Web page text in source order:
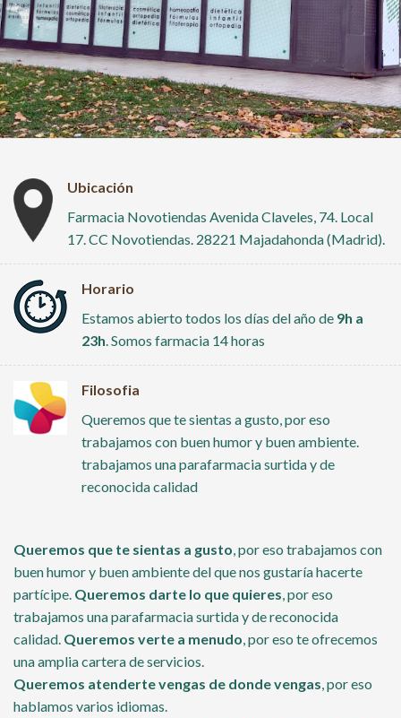
Ubicación
Farmacia Novotiendas Avenida Claveles, 74. Local
17. CC Novotiendas. 28221 Majadahonda (Madrid).
Horario
Estamos abierto todos los días del año de 9h a
23h. Somos farmacia 14 horas
Filosofia
Queremos que te sientas a gusto, por eso
trabajamos con buen humor y buen ambiente.
trabajamos una parafarmacia surtida y de
reconocida calidad
Queremos que te sientas a gusto, por eso trabajamos con
buen humor y buen ambiente del que nos gustaría hacerte
partícipe. Queremos darte lo que quieres, por eso
trabajamos una parafarmacia surtida y de reconocida
calidad. Queremos verte a menudo, por eso te ofrecemos
una amplia cartera de servicios.
Queremos atenderte vengas de donde vengas, por eso
hablamos varios idiomas.